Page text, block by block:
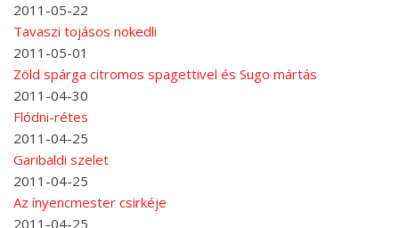
2011-05-22
Tavaszi tojásos nokedli
2011-05-01
Zöld spárga citromos spagettivel és Sugo mártás
2011-04-30
Flódni-rétes
2011-04-25
Garibaldi szelet
2011-04-25
Az ínyencmester csirkéje
2011-04-25